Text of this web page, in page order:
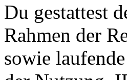
Du gestattest
Rahmen der
sowie